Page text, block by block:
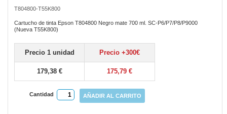
T804800-T55K800
Cartucho de tinta Epson T804800 Negro mate 700 ml. SC-P6/P7/P8/P9000
(Nueva T55K800)
Precio 1 unidad Precio +300€
179,38 € 175,79 €
Cantidad AÑADIR AL CARRITO
the